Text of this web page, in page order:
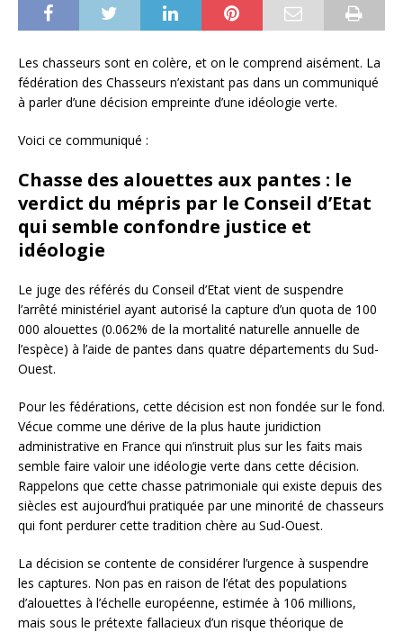
Les chasseurs sont en colère, et on le comprend aisément. La
fédération des Chasseurs n’existant pas dans un communiqué
à parler d’une décision empreinte d’une idéologie verte.
Voici ce communiqué :
Chasse des alouettes aux pantes : le
verdict du mépris par le Conseil d’Etat
qui semble confondre justice et
idéologie
Le juge des référés du Conseil d’Etat vient de suspendre
l’arrêté ministériel ayant autorisé la capture d’un quota de 100
000 alouettes (0.062% de la mortalité naturelle annuelle de
l’espèce) à l’aide de pantes dans quatre départements du Sud-
Ouest.
Pour les fédérations, cette décision est non fondée sur le fond.
Vécue comme une dérive de la plus haute juridiction
administrative en France qui n’instruit plus sur les faits mais
semble faire valoir une idéologie verte dans cette décision.
Rappelons que cette chasse patrimoniale qui existe depuis des
siècles est aujourd’hui pratiquée par une minorité de chasseurs
qui font perdurer cette tradition chère au Sud-Ouest.
La décision se contente de considérer l’urgence à suspendre
les captures. Non pas en raison de l’état des populations
d’alouettes à l’échelle européenne, estimée à 106 millions,
mais sous le prétexte fallacieux d’un risque théorique de